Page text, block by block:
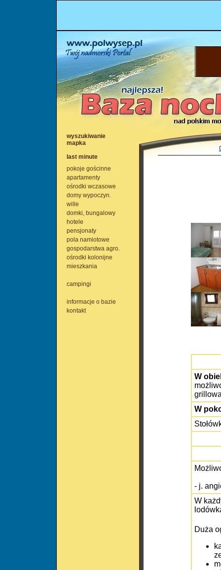
wyszukiwanie
mapka
last minute
pokoje gościnne
apartamenty
ośrodki wczasowe
domy wypoczyn.
wille
domki, bungalowy
hotele
pensjonaty
pola namiotowe
gospodarstwa agro.
ośrodki kolonijne
mieszkania
campingi
informacje o bazie
kontakt
W
W
- j.
W
Duża